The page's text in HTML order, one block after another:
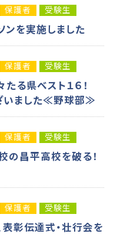
保護者 受験生
ンを実施しました
保護者 受験生
る県ベスト１６！
いました≪野球部≫
保護者 受験生
の昌平高校を破る！
保護者 受験生
彰伝達式・壮行会を